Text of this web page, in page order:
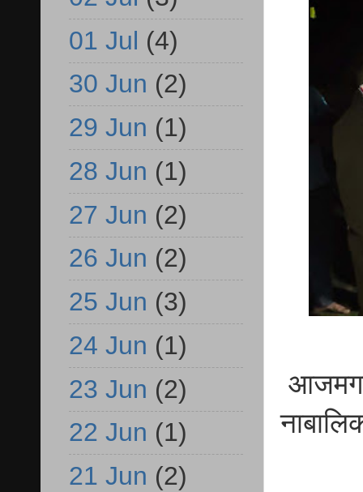
01 Jul (4)
30 Jun (2)
29 Jun (1)
28 Jun (1)
27 Jun (2)
26 Jun (2)
25 Jun (3)
24 Jun (1)
23 Jun (2)
22 Jun (1)
21 Jun (2)